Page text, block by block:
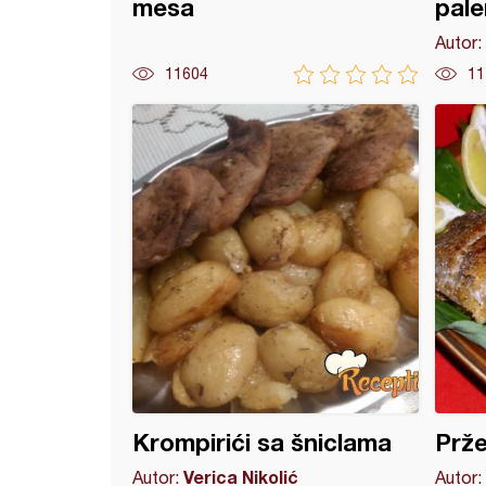
mesa
11604
Autor:
Krompirići sa šniclama
Autor: Verica Nikolić Autor: